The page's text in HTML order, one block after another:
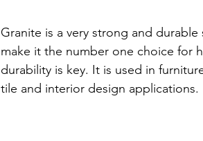
Granite is a very strong and
make it the number one choice for
durability is key. It is used in
tile and interior design applications.